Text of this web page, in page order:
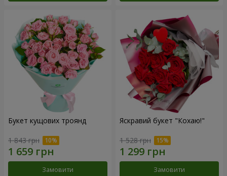
Букет кущових троянд
1 843 грн
Замовити
Яскравий букет "Кохаю!"
1 528 грн
Замовити